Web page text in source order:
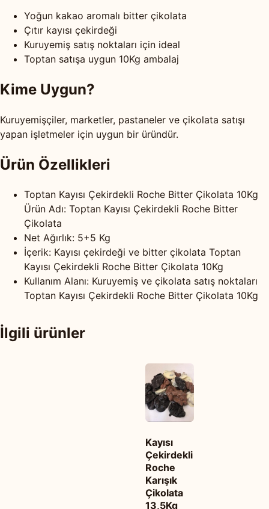
Yoğun kakao aromalı bitter çikolata
Çıtır kayısı çekirdeği
Kuruyemiş satış noktaları için ideal
Toptan satışa uygun 10Kg ambalaj
Kime Uygun?
Kuruyemişçiler, marketler, pastaneler ve çikolata satışı
yapan işletmeler için uygun bir üründür.
Ürün Özellikleri
Toptan Kayısı Çekirdekli Roche Bitter Çikolata 10Kg
Ürün Adı: Toptan Kayısı Çekirdekli Roche Bitter
Çikolata
Net Ağırlık: 5+5 Kg
İçerik: Kayısı çekirdeği ve bitter çikolata Toptan
Kayısı Çekirdekli Roche Bitter Çikolata 10Kg
Kullanım Alanı: Kuruyemiş ve çikolata satış noktaları
Toptan Kayısı Çekirdekli Roche Bitter Çikolata 10Kg
İlgili ürünler
Kayısı
Çekirdekli
Roche
Karışık
Çikolata
13,5Kg